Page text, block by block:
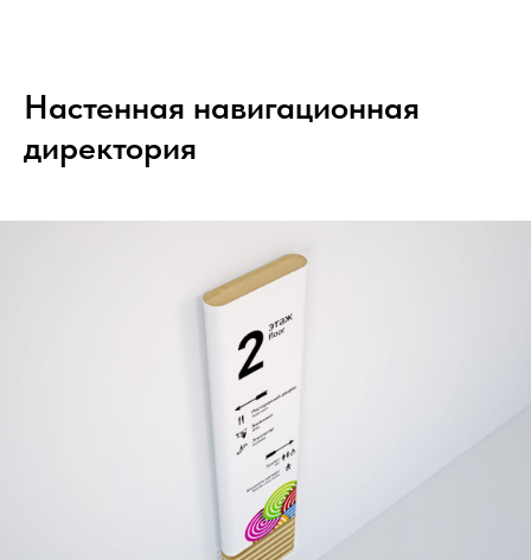
Настенная навигационная
директория